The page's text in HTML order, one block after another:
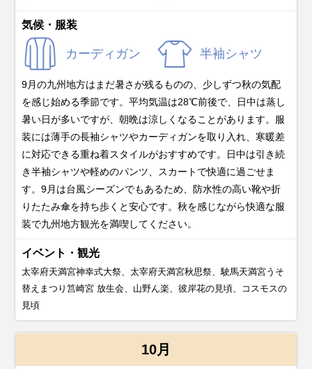
気候・服装
カーディガン 半袖シャツ
9月の九州地方はまだ暑さが残るものの、少しずつ秋の気配
を感じ始める季節です。平均気温は28℃前後で、日中は蒸し
暑い日が多いですが、朝晩は涼しくなることがあります。服
装には薄手の長袖シャツやカーディガンを取り入れ、寒暖差
に対応できる重ね着スタイルがおすすめです。日中は引き続
き半袖シャツや軽めのパンツ、スカートで快適に過ごせま
す。9月は台風シーズンでもあるため、防水性の高い靴や折
りたたみ傘を持ち歩くと安心です。秋を感じながら快適な服
装で九州地方観光を満喫してください。
イベント・観光
太宰府天満宮神幸式大祭、太宰府天満宮秋思祭、駛馬天満宮うそ
替えまつり筥崎宮 放生会、山野ん楽、彼岸花の見頃、コスモスの
見頃
10月